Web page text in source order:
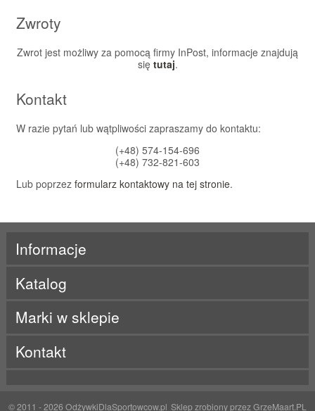
Zwroty
Zwrot jest możliwy za pomocą firmy InPost, informacje znajdują
się tutaj.
Kontakt
W razie pytań lub wątpliwości zapraszamy do kontaktu:
(+48) 574-154-696
(+48) 732-821-603
Lub poprzez formularz kontaktowy na tej stronie.
Informacje
Katalog
Marki w sklepie
ALE
Beet It
Kontakt
© 2011 - 2026OdżywkiDlaSportowcow.pl Sklep zrobiony przezGrzeMaart.PL